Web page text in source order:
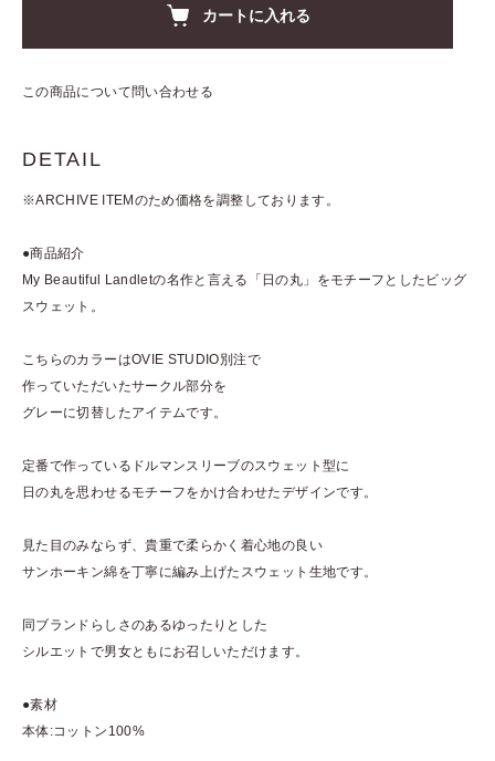
カートに入れる
この商品について問い合わせる
DETAIL
※ARCHIVE ITEMのため価格を調整しております。
●商品紹介
My Beautiful Landletの名作と言える「日の丸」をモチーフとしたビッグ
スウェット。
こちらのカラーはOVIE STUDIO別注で
作っていただいたサークル部分を
グレーに切替したアイテムです。
定番で作っているドルマンスリーブのスウェット型に
日の丸を思わせるモチーフをかけ合わせたデザインです。
見た目のみならず、貴重で柔らかく着心地の良い
サンホーキン綿を丁寧に編み上げたスウェット生地です。
同ブランドらしさのあるゆったりとした
シルエットで男女ともにお召しいただけます。
●素材
本体:コットン100%